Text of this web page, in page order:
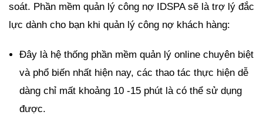
soát. Phần mềm quản lý công nợ IDSPA sẽ là trợ lý đắc
lực dành cho bạn khi quản lý công nợ khách hàng:
Đây là hệ thống phần mềm quản lý online chuyên biệt
và phổ biến nhất hiện nay, các thao tác thực hiện dễ
dàng chỉ mất khoảng 10 -15 phút là có thể sử dụng
được.